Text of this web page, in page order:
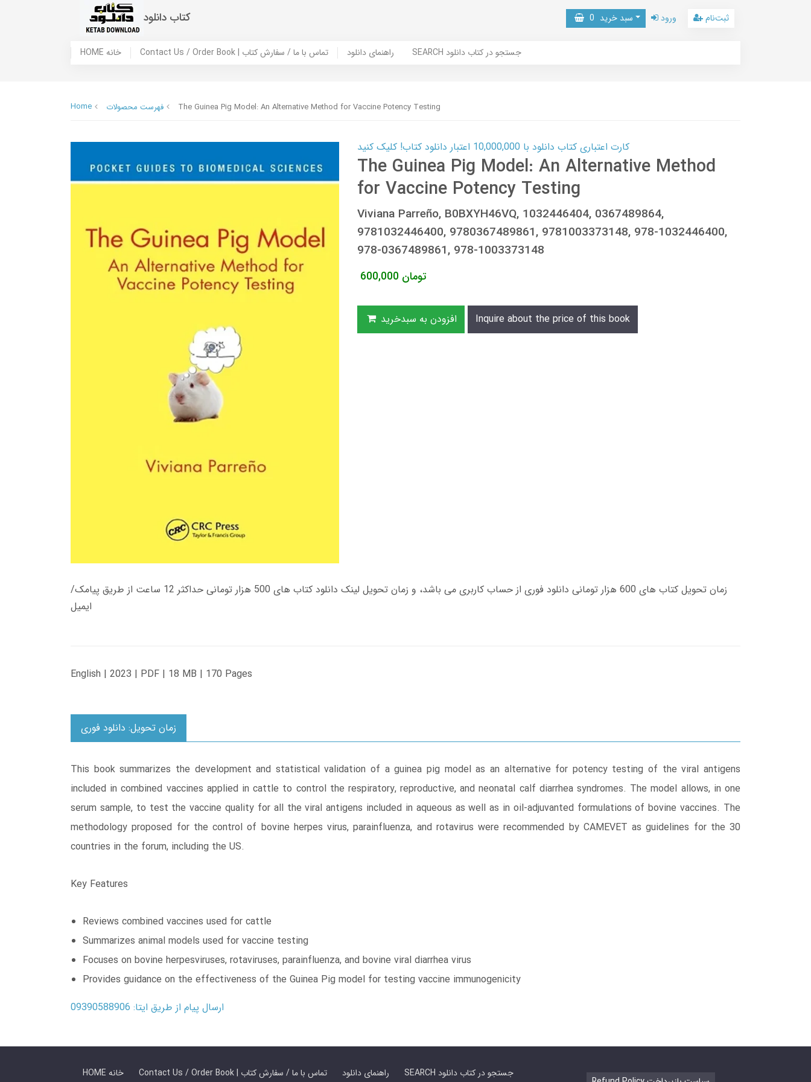
کتاب دانلود سبد خرید 0 ورود ثبت‌نام
HOME خانه Contact Us / Order Book | تماس با ما / سفارش کتاب راهنمای دانلود SEARCH جستجو در کتاب دانلود
Home فهرست محصولات The Guinea Pig Model: An Alternative Method for Vaccine Potency Testing
کارت اعتباری کتاب دانلود با 10,000,000 اعتبار دانلود کتاب! کلیک کنید
The Guinea Pig Model: An Alternative Method
for Vaccine Potency Testing
Viviana Parreño, B0BXYH46VQ, 1032446404, 0367489864,
9781032446400, 9780367489861, 9781003373148, 978-1032446400,
978-0367489861, 978-1003373148
600,000 تومان
افزودن به سبدخرید Inquire about the price of this book
زمان تحویل کتاب های 600 هزار تومانی دانلود فوری از حساب کاربری می باشد، و زمان تحویل لینک دانلود کتاب های 500 هزار تومانی حداکثر 12 ساعت از طریق پیامک/
ایمیل
English | 2023 | PDF | 18 MB | 170 Pages
زمان تحویل: دانلود فوری
This book summarizes the development and statistical validation of a guinea pig model as an alternative for potency testing of the viral antigens
included in combined vaccines applied in cattle to control the respiratory, reproductive, and neonatal calf diarrhea syndromes. The model allows, in one
serum sample, to test the vaccine quality for all the viral antigens included in aqueous as well as in oil-adjuvanted formulations of bovine vaccines. The
methodology proposed for the control of bovine herpes virus, parainfluenza, and rotavirus were recommended by CAMEVET as guidelines for the 30
countries in the forum, including the US.
Key Features
Reviews combined vaccines used for cattle
Summarizes animal models used for vaccine testing
Focuses on bovine herpesviruses, rotaviruses, parainfluenza, and bovine viral diarrhea virus
Provides guidance on the effectiveness of the Guinea Pig model for testing vaccine immunogenicity
ارسال پیام از طریق ایتا: 09390588906
HOME خانه Contact Us / Order Book | تماس با ما / سفارش کتاب راهنمای دانلود SEARCH جستجو در کتاب دانلود